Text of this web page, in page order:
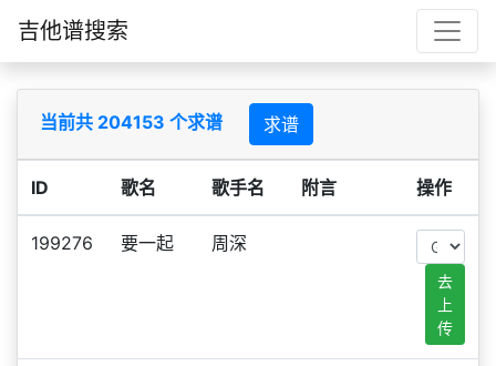
吉他谱搜索
当前共 204153 个求谱 求谱
ID 歌名 歌手名 附言 操作
199276 要一起 周深
去
上
传